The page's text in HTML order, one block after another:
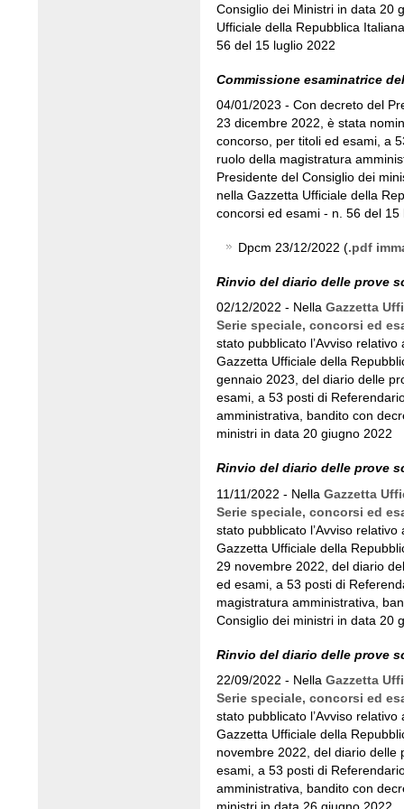
Consiglio dei Ministri in data 20
Ufficiale della Repubblica
56 del 15 luglio 2022
Commissione esaminatrice
04/01/2023 - Con decreto del
23 dicembre 2022, è stata
concorso, per titoli ed esami, a
ruolo della magistratura
Presidente del Consiglio dei
nella Gazzetta Ufficiale della
concorsi ed esami - n. 56 del 15
Dpcm 23/12/2022 (.pdf
Rinvio del diario delle prove
02/12/2022 - Nella Gazzetta
Serie speciale, concorsi ed
stato pubblicato l’Avviso
Gazzetta Ufficiale della
gennaio 2023, del diario delle
esami, a 53 posti di
amministrativa, bandito con
ministri in data 20 giugno 2022
Rinvio del diario delle prove
11/11/2022 - Nella Gazzetta
Serie speciale, concorsi ed
stato pubblicato l’Avviso
Gazzetta Ufficiale della
29 novembre 2022, del diario
ed esami, a 53 posti di
magistratura amministrativa,
Consiglio dei ministri in data 20
Rinvio del diario delle prove
22/09/2022 - Nella Gazzetta
Serie speciale, concorsi ed
stato pubblicato l’Avviso
Gazzetta Ufficiale della
novembre 2022, del diario delle
esami, a 53 posti di
amministrativa, bandito con